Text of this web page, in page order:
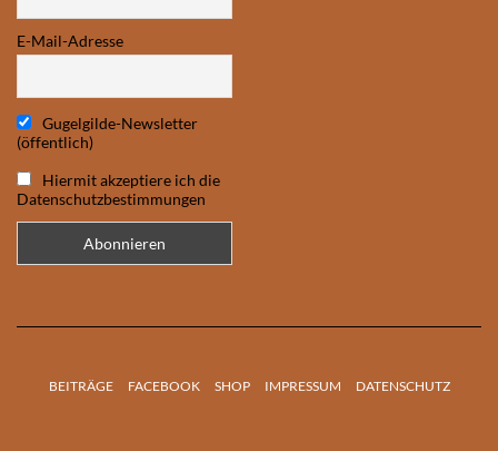
E-Mail-Adresse
Gugelgilde-Newsletter
(öffentlich)
Hiermit akzeptiere ich die
Datenschutzbestimmungen
BEITRÄGE FACEBOOK SHOP IMPRESSUM DATENSCHUTZ